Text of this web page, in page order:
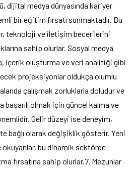
dijital medya dünyasında kariyer
bir eğitim fırsatı sunmaktadır. Bu
teknoloji ve iletişim becerilerini
sahip olurlar. Sosyal medya
içerik oluşturma ve veri analitiği gibi
projeksiyonlar oldukça olumlu
çalışmak zorluklarla doludur ve
olmak için güncel kalma ve
Gelir düzeyi ise deneyim,
bağlı olarak değişiklik gösterir. Yeni
okuyanlar, bu dinamik sektörde
fırsatına sahip olurlar.7. Mezunlar